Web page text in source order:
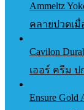
Ammeltz
คลายปวดเ
Cavilon
เออร์ ครีม ป
Ensure Gold